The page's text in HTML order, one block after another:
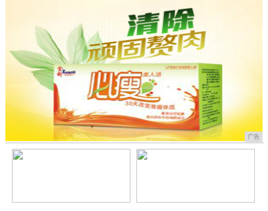
广告